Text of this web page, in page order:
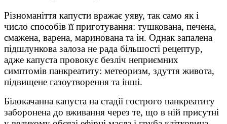
Різноманіття капусти вражає уяву, так само як і
число способів її приготування: тушкована, печена,
смажена, варена, маринована та ін. Однак запалена
підшлункова залоза не рада більшості рецептур,
адже капуста провокує безліч неприємних
симптомів панкреатиту: метеоризм, здуття живота,
підвищене газоутворення та інші.
Білокачанна капуста на стадії гострого панкреатиту
заборонена до вживання через те, що в ній присутні